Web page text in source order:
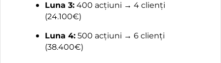
Luna 3: 400 acțiuni → 4 clienți
(24.100€)
Luna 4: 500 acțiuni → 6 clienți
(38.400€)